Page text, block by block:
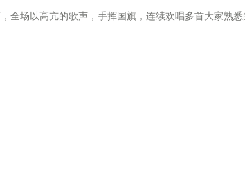
全场以高亢的歌声，手挥国旗，连续欢唱多首大家熟